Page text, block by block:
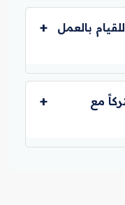
مدفوع الأجر،
بالفعل لضمان
بالعمل
أفضل المدن لما
مع